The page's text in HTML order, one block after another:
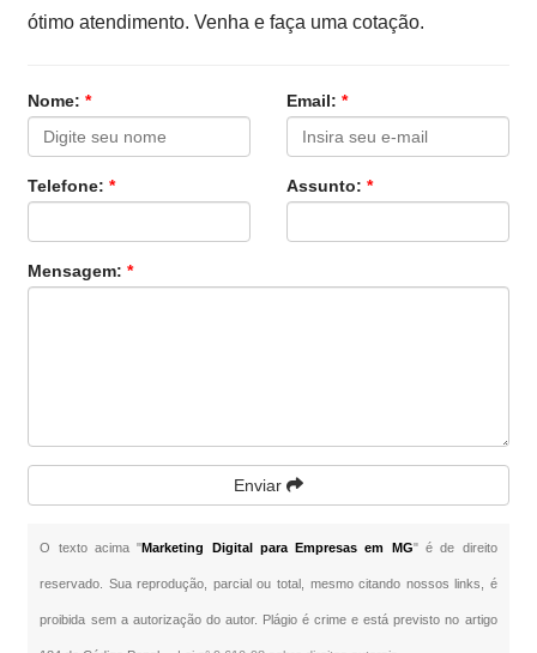
ótimo atendimento. Venha e faça uma cotação.
Nome:* Email: *
Telefone:* Assunto: *
Mensagem:*
Enviar
O texto acima "Marketing Digital para Empresas em MG" é de direito
reservado. Sua reprodução, parcial ou total, mesmo citando nossos links, é
proibida sem a autorização do autor. Plágio é crime e está previsto no artigo